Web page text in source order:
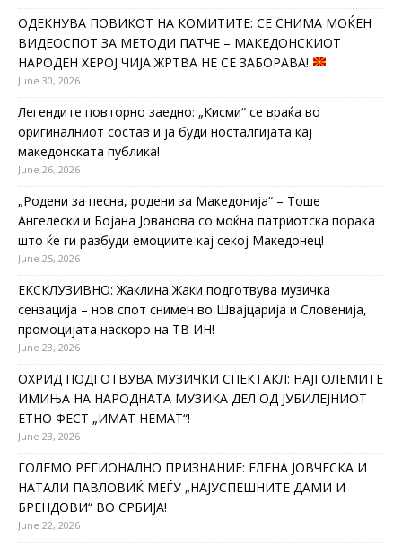
ОДЕКНУВА ПОВИКОТ НА КОМИТИТЕ: СЕ СНИМА МОЌЕН
ВИДЕОСПОТ ЗА МЕТОДИ ПАТЧЕ – МАКЕДОНСКИОТ
НАРОДЕН ХЕРОЈ ЧИЈА ЖРТВА НЕ СЕ ЗАБОРАВА!
June 30, 2026
Легендите повторно заедно: „Кисми“ се враќа во
оригиналниот состав и ја буди носталгијата кај
македонската публика!
June 26, 2026
„Родени за песна, родени за Македонија“ – Тоше
Ангелески и Бојана Јованова со моќна патриотска порака
што ќе ги разбуди емоциите кај секој Македонец!
June 25, 2026
ЕКСКЛУЗИВНО: Жаклина Жаки подготвува музичка
сензација – нов спот снимен во Швајцарија и Словенија,
промоцијата наскоро на ТВ ИН!
June 23, 2026
ОХРИД ПОДГОТВУВА МУЗИЧКИ СПЕКТАКЛ: НАЈГОЛЕМИТЕ
ИМИЊА НА НАРОДНАТА МУЗИКА ДЕЛ ОД ЈУБИЛЕЈНИОТ
ЕТНО ФЕСТ „ИМАТ НЕМАТ“!
June 23, 2026
ГОЛЕМО РЕГИОНАЛНО ПРИЗНАНИЕ: ЕЛЕНА ЈОВЧЕСКА И
НАТАЛИ ПАВЛОВИЌ МЕЃУ „НАЈУСПЕШНИТЕ ДАМИ И
БРЕНДОВИ“ ВО СРБИЈА!
June 22, 2026